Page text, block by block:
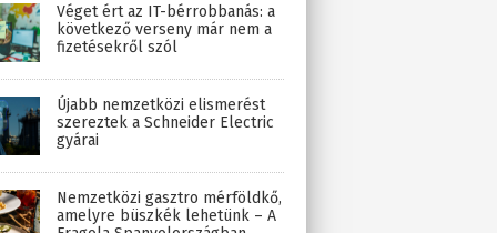
Véget ért az IT-bérrobbanás: a
következő verseny már nem a
fizetésekről szól
Újabb nemzetközi elismerést
szereztek a Schneider Electric
gyárai
Nemzetközi gasztro mérföldkő,
amelyre büszkék lehetünk – A